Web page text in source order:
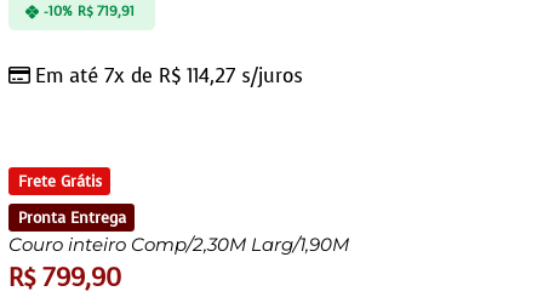
Em até 7x de R$ 114,27 s/juros
-10% R$719,91
Frete Grátis
Pronta Entrega
Couro inteiro Comp/2,30M Larg/1,90M
R$799,90